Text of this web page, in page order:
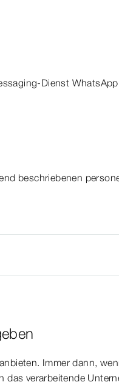
Dienst
beschriebenen
Immer dann,
verarbeitende